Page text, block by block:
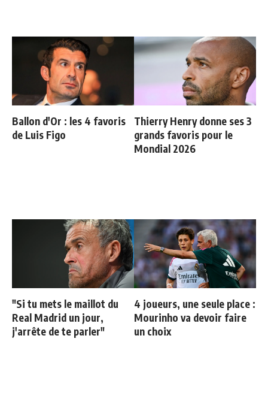
Ballon d'Or : les 4 favoris
de Luis Figo
Thierry Henry donne ses 3
grands favoris pour le
Mondial 2026
"Si tu mets le maillot du
Real Madrid un jour,
j'arrête de te parler"
4 joueurs, une seule place :
Mourinho va devoir faire
un choix